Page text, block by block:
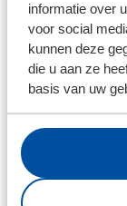
informatie over
voor social
kunnen deze
die u aan ze
basis van uw